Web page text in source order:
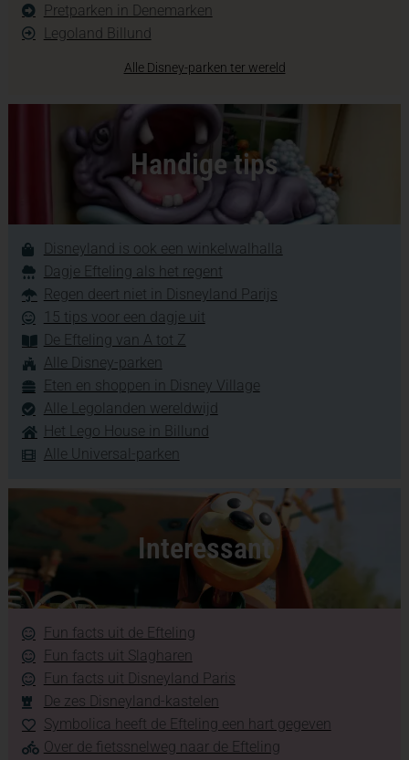
Pretparken in Denemarken
Legoland Billund
Alle Disney-parken ter wereld
Handige tips
Disneyland is ook een winkelwalhalla
Dagje Efteling als het regent
Regen deert niet in Disneyland Parijs
15 tips voor een dagje uit
De Efteling van A tot Z
Alle Disney-parken
Eten en shoppen in Disney Village
Alle Legolanden wereldwijd
Het Lego House in Billund
Alle Universal-parken
Interessant
Fun facts uit de Efteling
Fun facts uit Slagharen
Fun facts uit Disneyland Paris
De zes Disneyland-kastelen
Symbolica heeft de Efteling een hart gegeven
Over de fietssnelweg naar de Efteling